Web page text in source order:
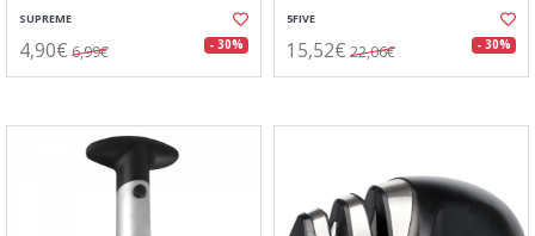
SUPREME
4,90€ 6,99€ - 30%
5FIVE
15,52€ 22,06€ - 30%